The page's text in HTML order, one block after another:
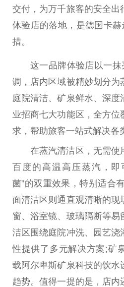
交付，为万千旅客的安全出
体验店的落地，是德国卡赫
措。
这一品牌体验店以一抹
调，店内区域被精妙划分为
庭院清洁、矿泉鲜水、深
业招商七大功能区，全方位
求，帮助旅客一站式解决各
在蒸汽清洁区，无需使
百度的高温高压蒸汽，即
菌”的双重效果 ，特别适合
面清洁区则通直观清晰的现
窗、浴室镜、玻璃隔断等
洁区围绕庭院冲洗、园艺浇
性提供了多元解决方案;矿
载阿尔卑斯矿泉科技的饮水
趋势。值得一提的是，店内